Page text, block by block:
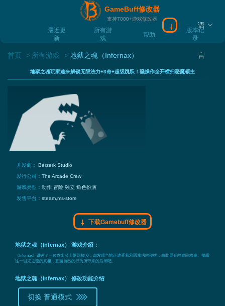
GameBuff修改器
支持7000+游戏修改器
最近更
新
所有游
戏
帮助
版本记
录
下载Gamebuff
语
言
首页 所有游戏 地狱之魂（Infernax）
地狱之魂玩家速来解锁无限法力+3命+超级跳跃！骚操作全开横扫恶魔领主
开发商： Berzerk Studio
发行公司： The Arcade Crew
游戏类型： 动作冒险独立 角色扮演
发售平台： steam,ms-store
下载Gamebuff修改器
地狱之魂（Infernax） 游戏介绍：
《Infernax》讲述了一位杰出骑士返回故乡，却发现当地正遭受着邪恶魔法的侵扰，由此展开的冒险故事。揭露
这一诅咒之谜的真相，直面自己的行为所带来的后果吧。
地狱之魂（Infernax） 修改功能介绍
切换 普通模式